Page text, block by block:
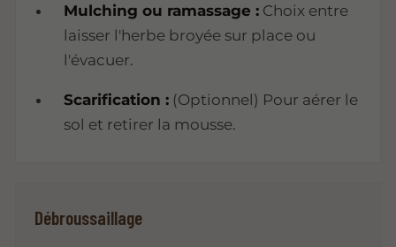
Mulching ou ramassage : Choix entre
laisser l'herbe broyée sur place ou
l'évacuer.
Scarification : (Optionnel) Pour aérer le
sol et retirer la mousse.
Débroussaillage